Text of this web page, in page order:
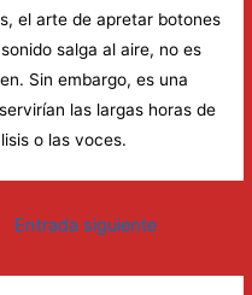
el arte de apretar botones
salga al aire, no es
Sin embargo, es una
las largas horas de
o las voces.
Entrada siguiente